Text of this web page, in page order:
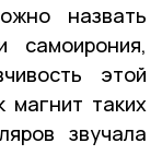
назвать
этой
магнит таких
звучала